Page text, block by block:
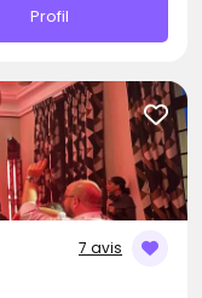
Profil
7 avis